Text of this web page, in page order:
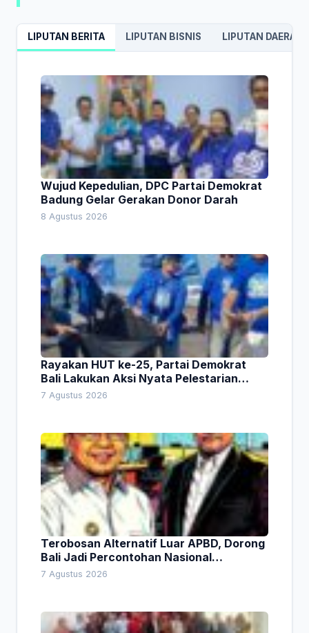
LIPUTAN BERITA LIPUTAN BISNIS LIPUTAN DAERAH
Wujud Kepedulian, DPC Partai Demokrat
Badung Gelar Gerakan Donor Darah
8 Agustus 2026
Rayakan HUT ke-25, Partai Demokrat
Bali Lakukan Aksi Nyata Pelestarian
Lingkungan
7 Agustus 2026
Terobosan Alternatif Luar APBD, Dorong
Bali Jadi Percontohan Nasional
Pembiayaan Daerah
7 Agustus 2026